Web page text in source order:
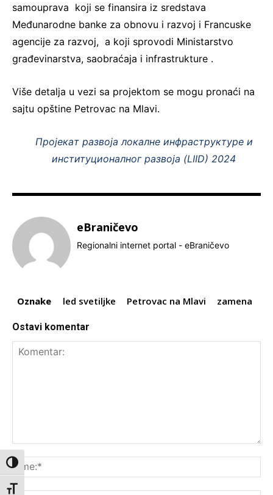
Toggle High Contrast
Toggle Font size
samouprava koji se finansira iz sredstava
Međunarodne banke za obnovu i razvoj i Francuske
agencije za razvoj, a koji sprovodi Ministarstvo
građevinarstva, saobraćaja i infrastrukture .
Više detalja u vezi sa projektom se mogu pronaći na
sajtu opštine Petrovac na Mlavi.
Пројекaт развоја локалне инфраструктуре и
институционалног развоја (LIID) 2024
eBraničevo
Regionalni internet portal - eBraničevo
Oznake led svetiljke Petrovac na Mlavi zamena
Ostavi komentar
Komentar: